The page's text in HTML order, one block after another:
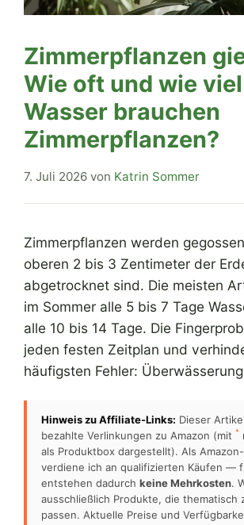
Zimmerpflanzen
Wie oft und wie viel
Wasser brauchen
Zimmerpflanzen?
7. Juli 2026 von Katrin Sommer
Zimmerpflanzen werden
oberen 2 bis 3 Zentimeter der
abgetrocknet sind. Die meisten
im Sommer alle 5 bis 7 Tage
alle 10 bis 14 Tage. Die
jeden festen Zeitplan und
häufigsten Fehler:
Hinweis zu Affiliate-Links: Dieser
bezahlte Verlinkungen zu Amazon (mit *
als Produktbox dargestellt). Als
verdiene ich an qualifizierten Käufen —
entstehen dadurch keine Mehrkosten.
ausschließlich Produkte, die thematisch
passen. Aktuelle Preise und